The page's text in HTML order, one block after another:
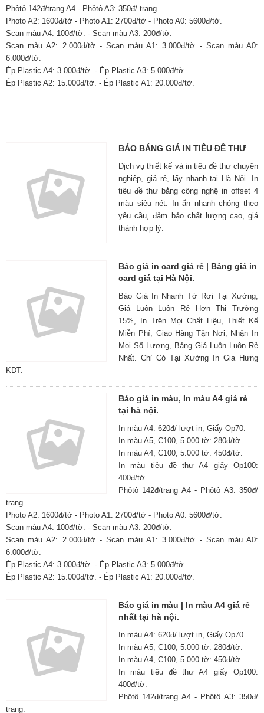
Phôtô 142đ/trang A4 - Phôtô A3: 350đ/ trang.
Photo A2: 1600đ/tờ - Photo A1: 2700đ/tờ - Photo A0: 5600đ/tờ.
Scan màu A4: 100đ/tờ. - Scan màu A3: 200đ/tờ.
Scan màu A2: 2.000đ/tờ - Scan màu A1: 3.000đ/tờ - Scan màu A0:
6.000đ/tờ.
Ép Plastic A4: 3.000đ/tờ. - Ép Plastic A3: 5.000đ/tờ.
Ép Plastic A2: 15.000đ/tờ. - Ép Plastic A1: 20.000đ/tờ.
BÁO BÁNG GIÁ IN TIÊU ĐỀ THƯ
Dịch vụ thiết kế và in tiêu đề thư chuyên
nghiệp, giá rẻ, lấy nhanh tại Hà Nội. In
tiêu đề thư bằng công nghệ in offset 4
màu siêu nét. In ấn nhanh chóng theo
yêu cầu, đảm bảo chất lượng cao, giá
thành hợp lý.
Báo giá in card giá rẻ | Bảng giá in
card giá tại Hà Nội.
Báo Giá In Nhanh Tờ Rơi Tại Xưởng,
Giá Luôn Luôn Rẻ Hơn Thị Trường
15%, In Trên Mọi Chất Liệu, Thiết Kế
Miễn Phí, Giao Hàng Tận Nơi, Nhận In
Mọi Số Lượng, Bảng Giá Luôn Luôn Rẻ
Nhất. Chỉ Có Tại Xưởng In Gia Hưng
KDT.
Báo giá in màu, In màu A4 giá rẻ
tại hà nội.
In màu A4: 620đ/ lượt in, Giấy Op70.
In màu A5, C100, 5.000 tờ: 280đ/tờ.
In màu A4, C100, 5.000 tờ: 450đ/tờ.
In màu tiêu đề thư A4 giấy Op100:
400đ/tờ.
Phôtô 142đ/trang A4 - Phôtô A3: 350đ/
trang.
Photo A2: 1600đ/tờ - Photo A1: 2700đ/tờ - Photo A0: 5600đ/tờ.
Scan màu A4: 100đ/tờ. - Scan màu A3: 200đ/tờ.
Scan màu A2: 2.000đ/tờ - Scan màu A1: 3.000đ/tờ - Scan màu A0:
6.000đ/tờ.
Ép Plastic A4: 3.000đ/tờ. - Ép Plastic A3: 5.000đ/tờ.
Ép Plastic A2: 15.000đ/tờ. - Ép Plastic A1: 20.000đ/tờ.
Báo giá in màu | In màu A4 giá rẻ
nhất tại hà nội.
In màu A4: 620đ/ lượt in, Giấy Op70.
In màu A5, C100, 5.000 tờ: 280đ/tờ.
In màu A4, C100, 5.000 tờ: 450đ/tờ.
In màu tiêu đề thư A4 giấy Op100:
400đ/tờ.
Phôtô 142đ/trang A4 - Phôtô A3: 350đ/
trang.